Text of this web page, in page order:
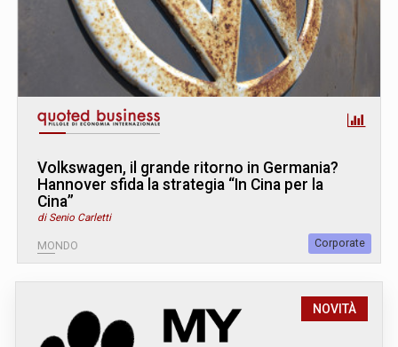
Volkswagen, il grande ritorno in Germania?
Hannover sfida la strategia “In Cina per la
Cina”
di Senio Carletti
MONDO Corporate
NOVITÀ